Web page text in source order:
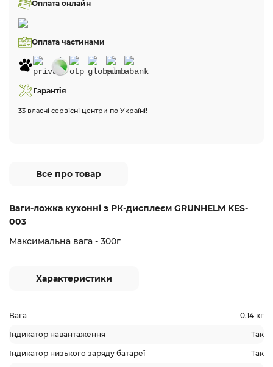
Оплата онлайн
Оплата частинами
Гарантія
33 власні сервісні центри по Україні!
Все про товар
Ваги-ложка кухонні з РК-дисплеєм GRUNHELM KES-
003
Максимальна вага - 300г
Характеристики
Вага 0.14 кг
Індикатор навантаження Так
Індикатор низького заряду батареї Так